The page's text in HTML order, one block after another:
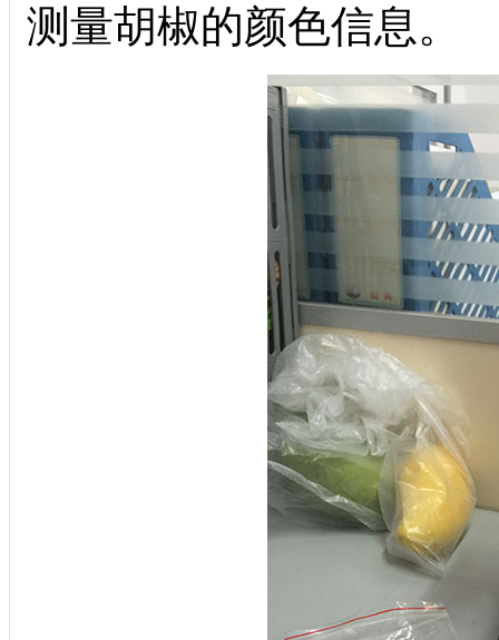
测量胡椒的颜色信息。